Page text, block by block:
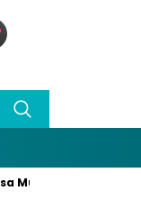
Mulya Agung,